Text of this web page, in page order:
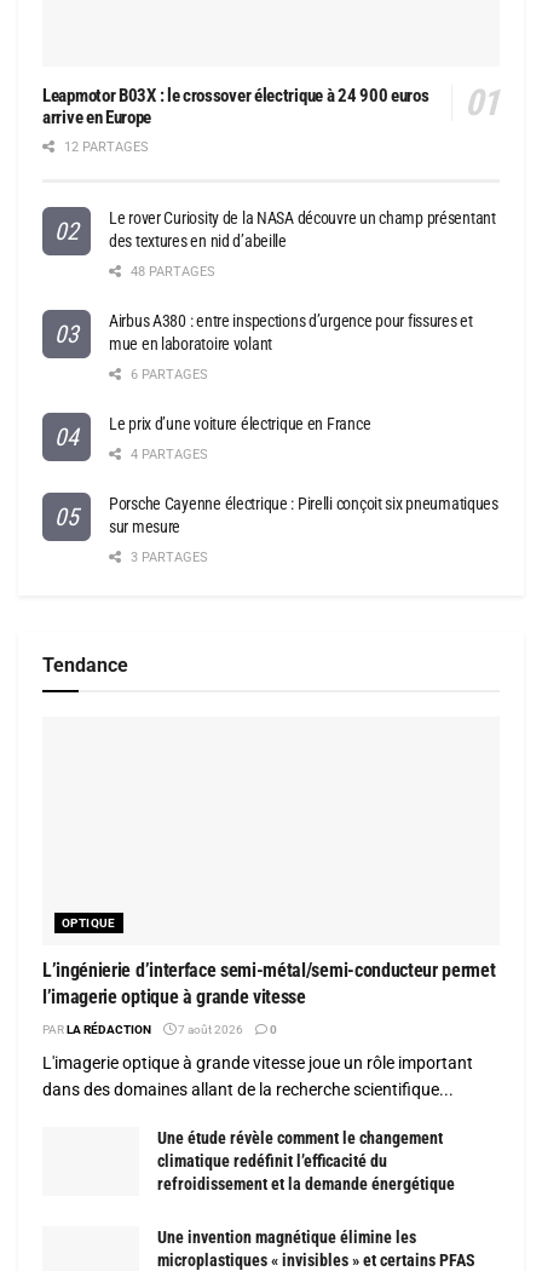
Leapmotor B03X : le crossover électrique à 24 900 euros
arrive en Europe
12 PARTAGES
Le rover Curiosity de la NASA découvre un champ présentant
des textures en nid d’abeille
48 PARTAGES
Airbus A380 : entre inspections d’urgence pour fissures et
mue en laboratoire volant
6 PARTAGES
Le prix d’une voiture électrique en France
4 PARTAGES
Porsche Cayenne électrique : Pirelli conçoit six pneumatiques
sur mesure
3 PARTAGES
Tendance
OPTIQUE
L’ingénierie d’interface semi-métal/semi-conducteur permet
l’imagerie optique à grande vitesse
PARLA RÉDACTION 7 août 2026 0
L'imagerie optique à grande vitesse joue un rôle important
dans des domaines allant de la recherche scientifique...
Une étude révèle comment le changement
climatique redéfinit l’efficacité du
refroidissement et la demande énergétique
Une invention magnétique élimine les
microplastiques « invisibles » et certains PFAS